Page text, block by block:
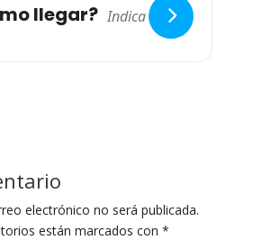
llegar?
electrónico no será publicada.
están marcados con *